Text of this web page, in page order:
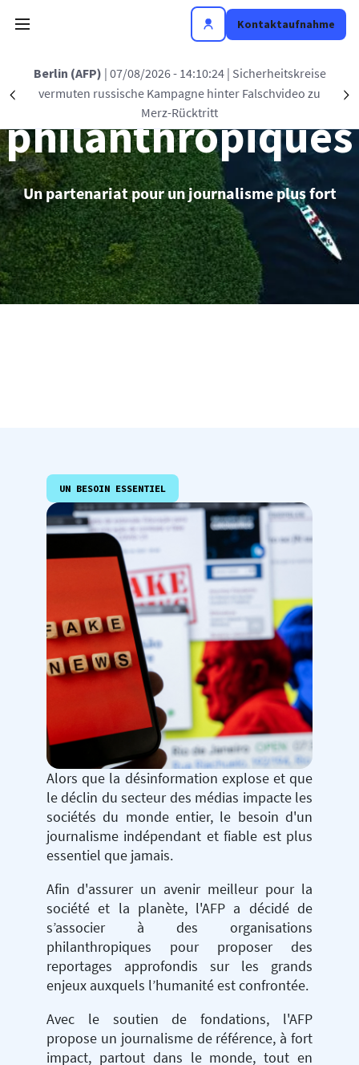
Kontaktaufnahme
Précédent
Berlin (AFP) | 07/08/2026 - 14:10:24 | Sicherheitskreise
vermuten russische Kampagne hinter Falschvideo zu
Merz-Rücktritt
Partenariats
philanthropiques
Un partenariat pour un journalisme plus fort
UN BESOIN ESSENTIEL
Alors que la désinformation explose et que
le déclin du secteur des médias impacte les
sociétés du monde entier, le besoin d'un
journalisme indépendant et fiable est plus
essentiel que jamais.
Afin d'assurer un avenir meilleur pour la
société et la planète, l'AFP a décidé de
s’associer à des organisations
philanthropiques pour proposer des
reportages approfondis sur les grands
enjeux auxquels l’humanité est confrontée.
Avec le soutien de fondations, l'AFP
propose un journalisme de référence, à fort
impact, partout dans le monde, tout en